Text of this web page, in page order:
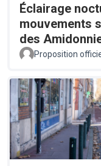
Éclairage
mouvements
des
Proposition